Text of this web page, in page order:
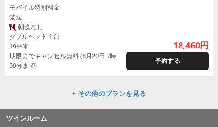
モバイル特別料金
禁煙
朝食なし
ダブルベッド 1 台
19平米
期限までキャンセル無料 (8月20日 7時
59分まで)
18,460円
予約する
+ その他のプランを見る
ツインルーム